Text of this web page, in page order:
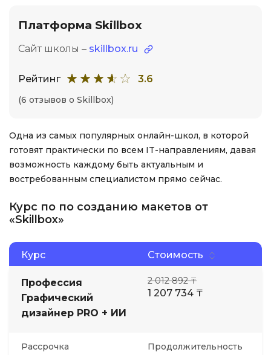
Платформа Skillbox
Сайт школы – skillbox.ru
Рейтинг 3.6
(6 отзывов о Skillbox)
Одна из самых популярных онлайн-школ, в которой
готовят практически по всем IT-направлениям, давая
возможность каждому быть актуальным и
востребованным специалистом прямо сейчас.
Курс по по созданию макетов от
«Skillbox»
Курс Стоимость
Профессия
Графический
дизайнер PRO + ИИ
2 012 892 ₸
1 207 734 ₸
Рассрочка
Продолжительность